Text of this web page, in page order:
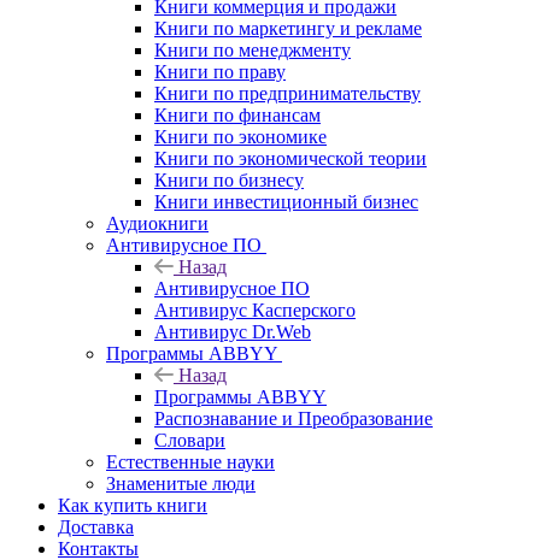
Книги коммерция и продажи
Книги по маркетингу и рекламе
Книги по менеджменту
Книги по праву
Книги по предпринимательству
Книги по финансам
Книги по экономике
Книги по экономической теории
Книги по бизнесу
Книги инвестиционный бизнес
Аудиокниги
Антивирусное ПО
Назад
Антивирусное ПО
Антивирус Касперского
Антивирус Dr.Web
Программы ABBYY
Назад
Программы ABBYY
Распознавание и Преобразование
Словари
Естественные науки
Знаменитые люди
Как купить книги
Доставка
Контакты